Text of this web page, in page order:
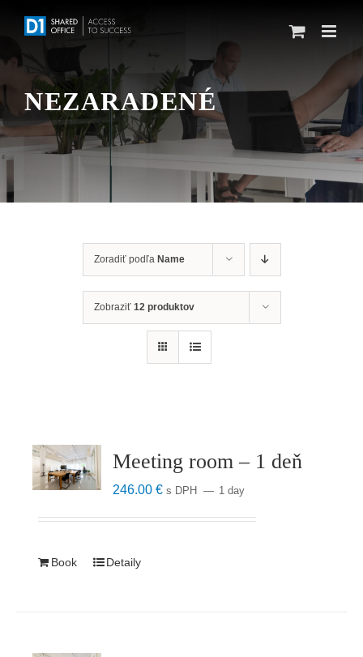
NEZARADENÉ
Zoradiť podľa Name
Zobraziť 12 produktov
Meeting room – 1 deň
246.00€ s DPH 1 day
Book Detaily